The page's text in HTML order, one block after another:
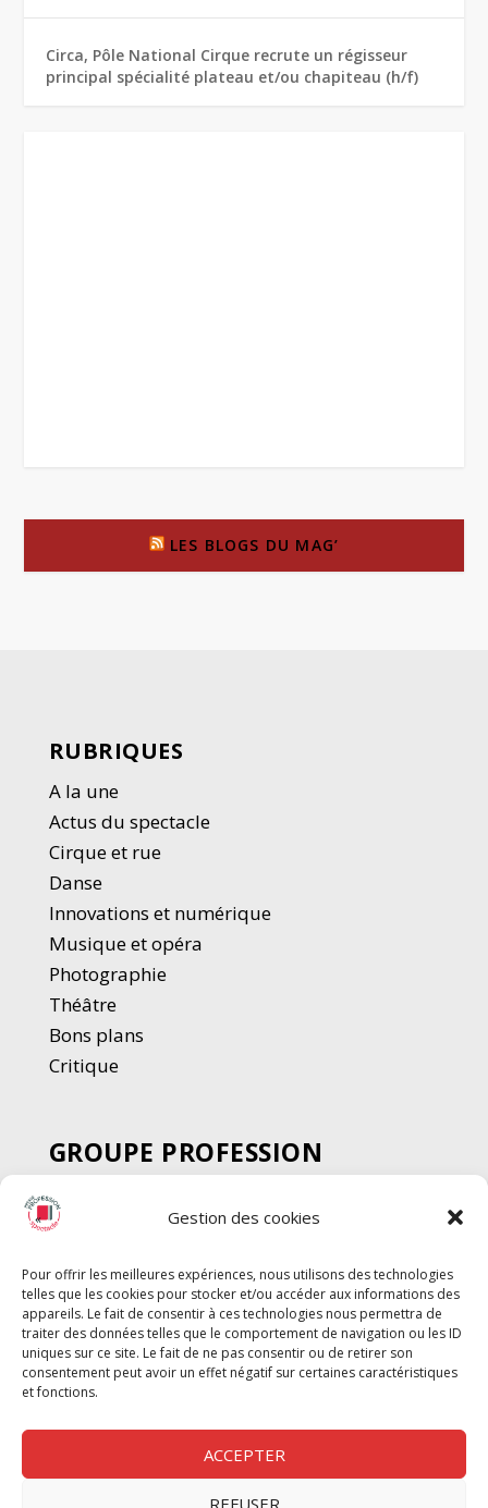
Gestion des cookies
Pour offrir les meilleures expériences, nous utilisons des technologies
telles que les cookies pour stocker et/ou accéder aux informations des
appareils. Le fait de consentir à ces technologies nous permettra de
traiter des données telles que le comportement de navigation ou les ID
uniques sur ce site. Le fait de ne pas consentir ou de retirer son
consentement peut avoir un effet négatif sur certaines caractéristiques
et fonctions.
ACCEPTER
REFUSER
Circa, Pôle National Cirque recrute un régisseur
principal spécialité plateau et/ou chapiteau (h/f)
LES BLOGS DU MAG’
RUBRIQUES
A la une
Actus du spectacle
Cirque et rue
Danse
Innovations et numérique
Musique et opéra
Photographie
Théâtre
Bons plans
Critique
GROUPE PROFESSION
SPECTACLE
Chèque Intermittents
Chèque Compta
Chèque Emploi Spectacle
G-Pods
Profession Audio-visuel